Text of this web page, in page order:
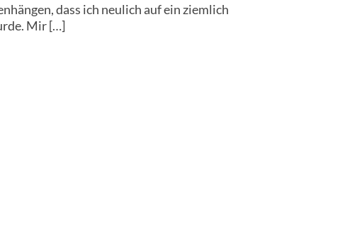
dass ich neulich auf ein ziemlich
Mir […]